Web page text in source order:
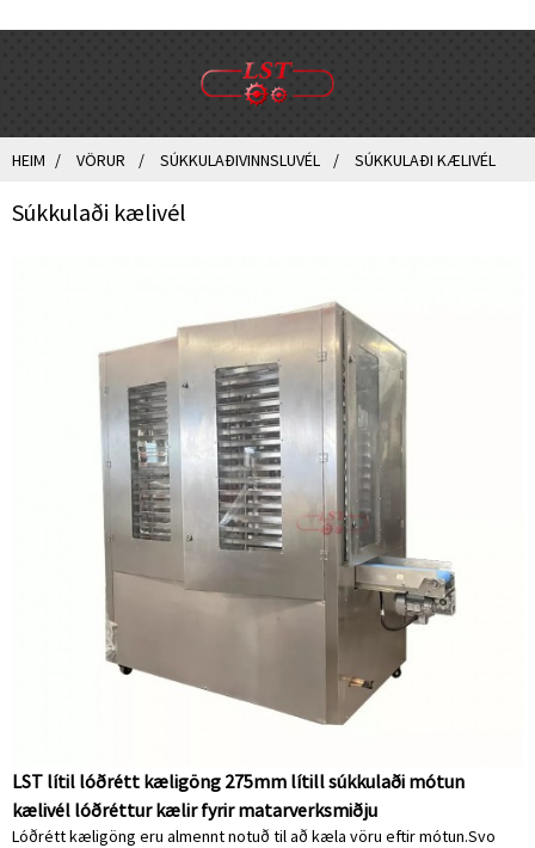
HEIM VÖRUR SÚKKULAÐIVINNSLUVÉL SÚKKULAÐI KÆLIVÉL
Súkkulaði kælivél
LST lítil lóðrétt kæligöng 275mm lítill súkkulaði mótun
kælivél lóðréttur kælir fyrir matarverksmiðju
Lóðrétt kæligöng eru almennt notuð til að kæla vöru eftir mótun.Svo